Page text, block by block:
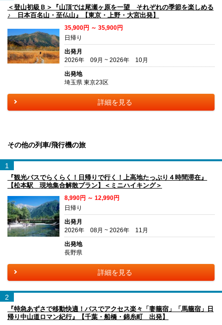
＜登山初級Ｂ＞『山頂では尾瀬ヶ原を一望 それぞれの季節を楽しめる
♪ 日本百名山・至仏山』【東京・上野・大宮出発】
35,900円 ～ 35,900円
日帰り
出発月
2026年 09月 ~ 2026年 10月
出発地
埼玉県 東京23区
詳細を見る
その他の列車/飛行機の旅
1
『観光バスでらくらく！日帰りで行く！上高地たっぷり４時間滞在』
【松本駅 現地集合解散プラン】＜ミニハイキング＞
8,990円 ～ 12,990円
日帰り
出発月
2026年 08月 ~ 2026年 11月
出発地
長野県
詳細を見る
2
『特急あずさで移動快適！バスでアクセス楽々「妻籠宿」「馬籠宿」日
帰り中山道ロマン紀行』【千葉・船橋・錦糸町 出発】